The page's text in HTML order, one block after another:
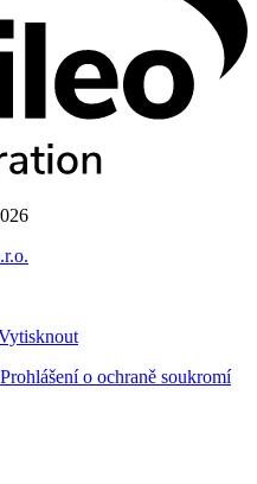
Prohlášení o ochraně soukromí